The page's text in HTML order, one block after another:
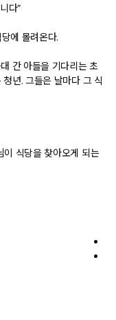
다”
에 몰려온다.
간 아들을 기다리는 초
년. 그들은 날마다 그 식
식당을 찾아오게 되는